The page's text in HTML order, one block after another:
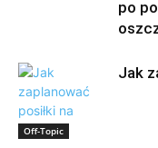
po
Off-Topic
Jak